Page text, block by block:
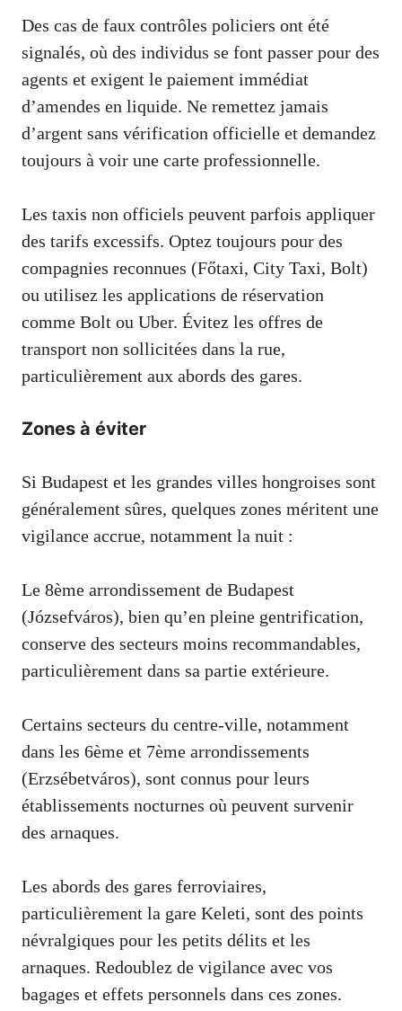
Des cas de faux contrôles policiers ont été
signalés, où des individus se font passer pour des
agents et exigent le paiement immédiat
d’amendes en liquide. Ne remettez jamais
d’argent sans vérification officielle et demandez
toujours à voir une carte professionnelle.
Les taxis non officiels peuvent parfois appliquer
des tarifs excessifs. Optez toujours pour des
compagnies reconnues (Főtaxi, City Taxi, Bolt)
ou utilisez les applications de réservation
comme Bolt ou Uber. Évitez les offres de
transport non sollicitées dans la rue,
particulièrement aux abords des gares.
Zones à éviter
Si Budapest et les grandes villes hongroises sont
généralement sûres, quelques zones méritent une
vigilance accrue, notamment la nuit :
Le 8ème arrondissement de Budapest
(Józsefváros), bien qu’en pleine gentrification,
conserve des secteurs moins recommandables,
particulièrement dans sa partie extérieure.
Certains secteurs du centre-ville, notamment
dans les 6ème et 7ème arrondissements
(Erzsébetváros), sont connus pour leurs
établissements nocturnes où peuvent survenir
des arnaques.
Les abords des gares ferroviaires,
particulièrement la gare Keleti, sont des points
névralgiques pour les petits délits et les
arnaques. Redoublez de vigilance avec vos
bagages et effets personnels dans ces zones.